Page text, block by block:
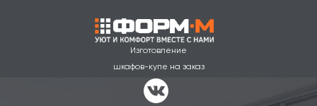
Изготовление
шкафов-купе на заказ